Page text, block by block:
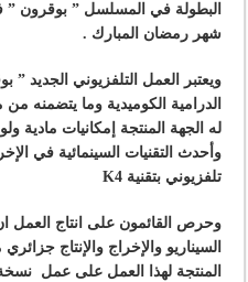
البطولة في المسلسل ”بوقرون
شهر رمضان المبارك .
ويعتبر العمل التلفزيوني الجديد ”
الدرامية الكوميدية وما
له الجهة المنتجة إمكانيات
وأحدث التقنيات السينمائية في
تلفزيوني بتقنيةK4
وحرص القائمون على انتاج
السيناريو والإخراج والإنتاج جزائري
المنتجة لهذا العمل على عمل